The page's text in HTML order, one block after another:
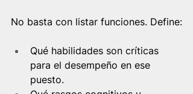
No basta con listar funciones. Define:
Qué habilidades son críticas
para el desempeño en ese
puesto.